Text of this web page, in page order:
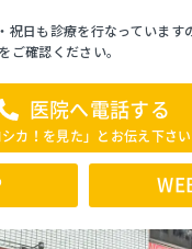
祝日も診療を行なっています
ご確認ください。
医院へ電話する
シカ！を見た」とお伝え下さい